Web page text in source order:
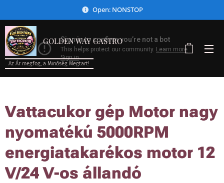
Open: NONSTOP
GOLDEN WAY GASTRO
Az Ár megfog, a Minőség Megtart!
Vattacukor gép Motor nagy
nyomatékú 5000RPM
energiatakarékos motor 12
V/24 V-os állandó